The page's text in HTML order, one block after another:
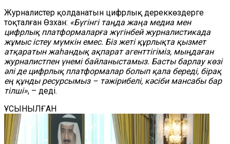
Журналистер қолданатын цифрлық дереккөздерге
тоқталған Өзхан: «Бүгінгі таңда жаңа медиа мен
цифрлық платформаларға жүгінбей журналистикада
жұмыс істеу мүмкін емес. Біз жеті құрлықта қызмет
атқаратын жаһандық ақпарат агенттігіміз, мыңдаған
журналистпен үнемі байланыстамыз. Басты барлау көзі
әлі де цифрлық платформалар болып қала береді, бірақ
ең құнды ресурсымыз – тәжірибелі, кәсіби мансабы бар
тілші», – деді.
ҰСЫНЫЛҒАН